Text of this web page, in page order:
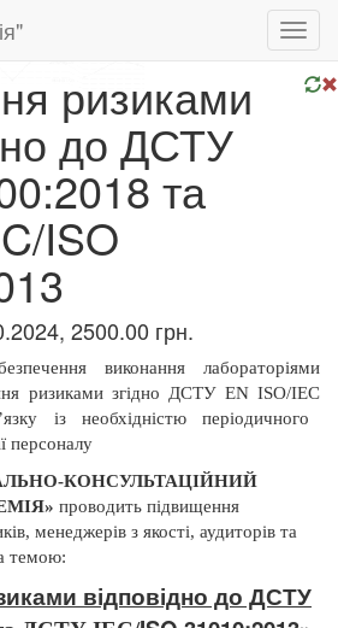
ризиками
до ДСТУ
та
ISO
2500.00 грн.
виконання лабораторіями
ризиками згідно ДСТУ EN ISO/IEC
із необхідністю періодичного
персоналу
КОНСУЛЬТАЦІЙНИЙ
проводить підвищення
менеджерів з якості, аудиторів та
темою:
відповідно до ДСТУ